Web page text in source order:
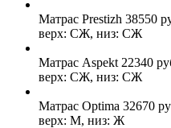
Матрас Prestizh 38550
верх: СЖ, низ: СЖ
Матрас Aspekt 22340
верх: СЖ, низ: СЖ
Матрас Optima 32670
верх: М, низ: Ж